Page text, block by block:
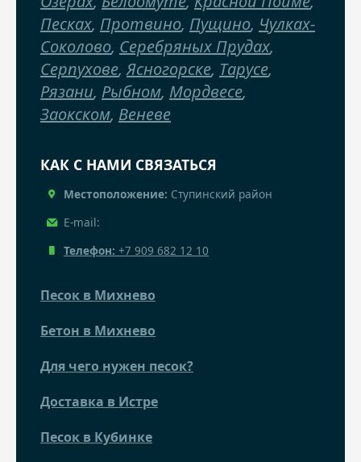
Песках, Протвино, Пущино, Чулках-
Соколово, Серебряных Прудах,
Серпухове,Ясногорске, Тарусе,
Рязани, Рыбном, Мордвесе,
Заокском, Веневе
КАК С НАМИ СВЯЗАТЬСЯ
Местоположение: Ступинский район
E-mail:
Телефон: +7 909 682 12 10
Песок в Михнево
Бетон в Михнево
Для чего нужен песок?
Доставка в Истре
Песок в Кубинке